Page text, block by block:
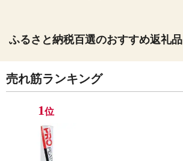
ふるさと納税百選のおすすめ返礼品
売れ筋ランキング
1位